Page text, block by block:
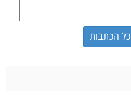
כל הכתבות